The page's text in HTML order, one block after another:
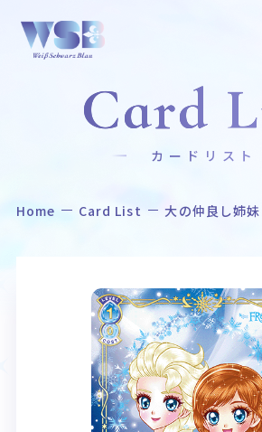
Home
作品タイトル 商品
Event
イベント カード
Rule / Q&A
Card
カードリスト
Home Card List 大の仲良し姉